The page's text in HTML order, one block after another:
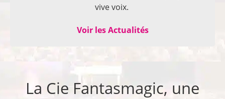
vive voix.
Voir les Actualités
La Cie Fantasmagic, une